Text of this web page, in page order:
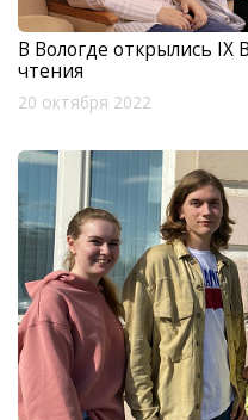
В Вологде открылись IX
чтения
20 октября 2022